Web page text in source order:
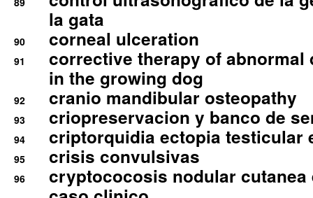
la gata
90 corneal ulceration
91
corrective therapy of abnormal
in the growing dog
92 cranio mandibular osteopathy
93 criopreservacion y banco de
94 criptorquidia ectopia testicular
95 crisis convulsivas
96
cryptococosis nodular cutanea